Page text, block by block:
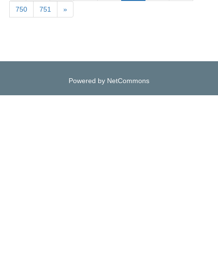
750 751 »
Powered by NetCommons